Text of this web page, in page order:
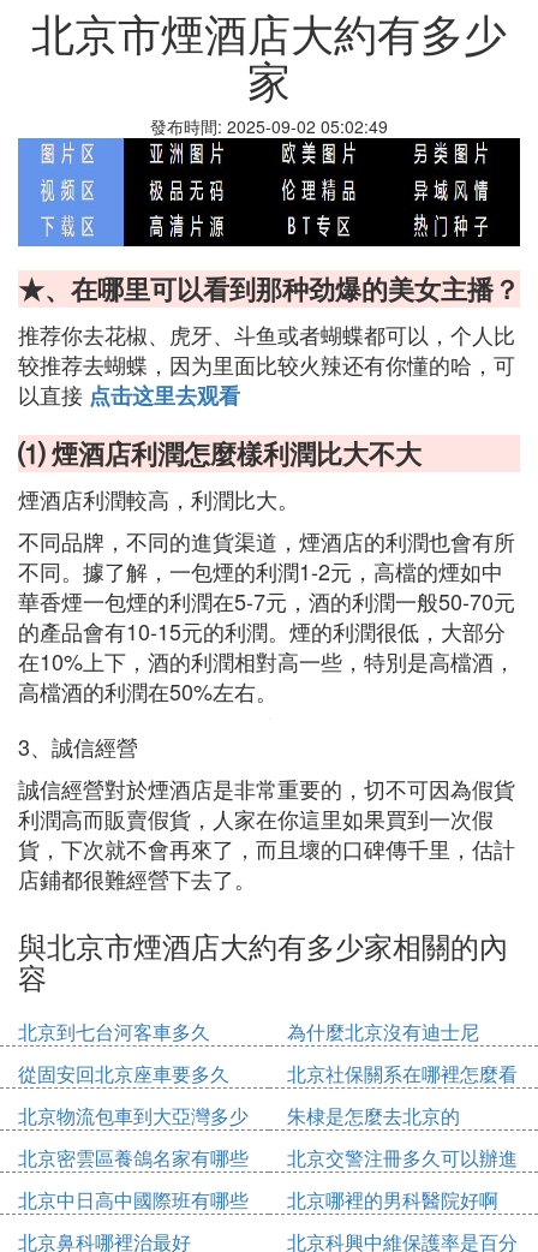
北京市煙酒店大約有多少
家
發布時間: 2025-09-02 05:02:49
★、在哪里可以看到那种劲爆的美女主播？
推荐你去花椒、虎牙、斗鱼或者蝴蝶都可以，个人比
较推荐去蝴蝶，因为里面比较火辣还有你懂的哈，可
以直接 点击这里去观看
⑴ 煙酒店利潤怎麼樣利潤比大不大
煙酒店利潤較高，利潤比大。
不同品牌，不同的進貨渠道，煙酒店的利潤也會有所
不同。據了解，一包煙的利潤1-2元，高檔的煙如中
華香煙一包煙的利潤在5-7元，酒的利潤一般50-70元
的產品會有10-15元的利潤。煙的利潤很低，大部分
在10%上下，酒的利潤相對高一些，特別是高檔酒，
高檔酒的利潤在50%左右。
3、誠信經營
誠信經營對於煙酒店是非常重要的，切不可因為假貨
利潤高而販賣假貨，人家在你這里如果買到一次假
貨，下次就不會再來了，而且壞的口碑傳千里，估計
店鋪都很難經營下去了。
與北京市煙酒店大約有多少家相關的內
容
北京到七台河客車多久
為什麼北京沒有迪士尼
從固安回北京座車要多久
北京社保關系在哪裡怎麼看
北京物流包車到大亞灣多少
錢
朱棣是怎麼去北京的
北京密雲區養鴿名家有哪些
人
北京交警注冊多久可以辦進
京證
北京中日高中國際班有哪些
北京哪裡的男科醫院好啊
北京鼻科哪裡治最好
北京科興中維保護率是百分